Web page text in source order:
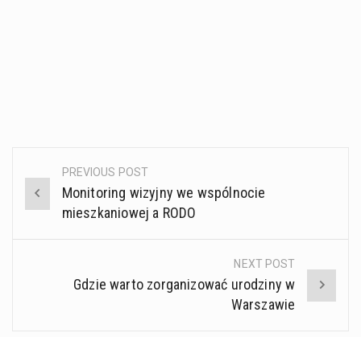
Post
navigation
PREVIOUS POST
Monitoring wizyjny we wspólnocie
mieszkaniowej a RODO
NEXT POST
Gdzie warto zorganizować urodziny w
Warszawie